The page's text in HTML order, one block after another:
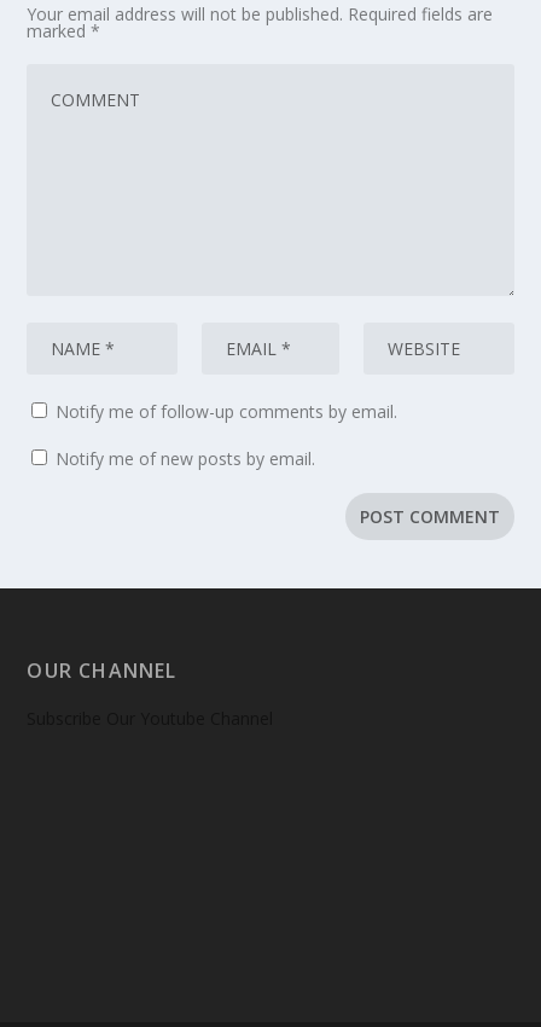
Your email address will not be published. Required fields are
marked*
Notify me of follow-up comments by email.
Notify me of new posts by email.
OUR CHANNEL